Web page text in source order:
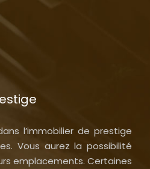
l’immobilier de prestige
Vous aurez la possibilité
emplacements. Certaines